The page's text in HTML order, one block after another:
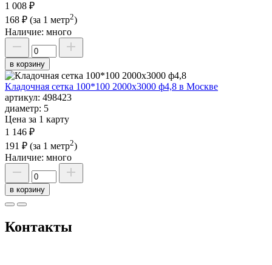
1 008 ₽
168 ₽ (за 1 метр2)
Наличие: много
в корзину
Кладочная сетка 100*100 2000х3000 ф4,8 в Москве
артикул: 498423
диаметр: 5
Цена за 1 карту
1 146 ₽
191 ₽ (за 1 метр2)
Наличие: много
в корзину
Контакты